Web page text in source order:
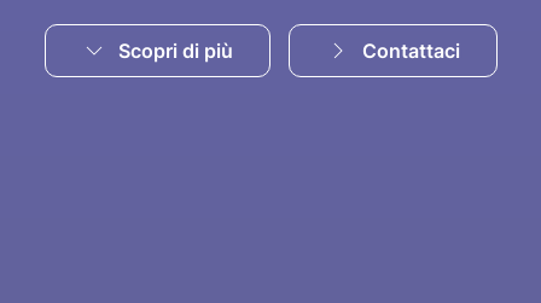
Scopri di più Contattaci